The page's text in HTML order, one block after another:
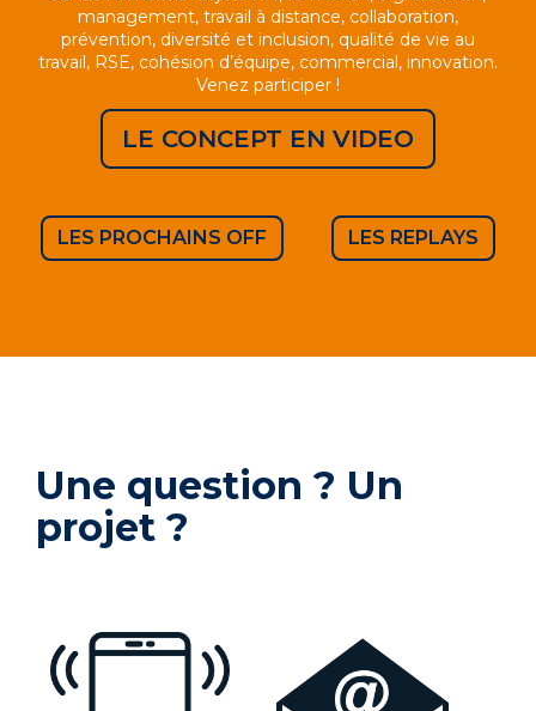
management, travail à distance, collaboration,
prévention, diversité et inclusion, qualité de vie au
travail, RSE, cohésion d’équipe, commercial, innovation.
Venez participer !
LE CONCEPT EN VIDEO
LES PROCHAINS OFF LES REPLAYS
Une question ? Un
projet ?